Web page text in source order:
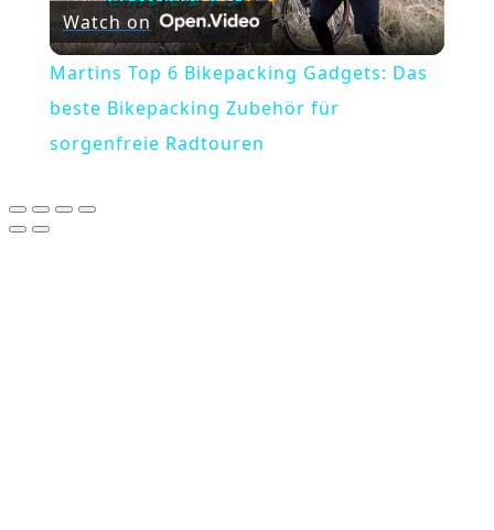
Video
Watch on
Martins Top 6 Bikepacking Gadgets: Das
beste Bikepacking Zubehör für
sorgenfreie Radtouren